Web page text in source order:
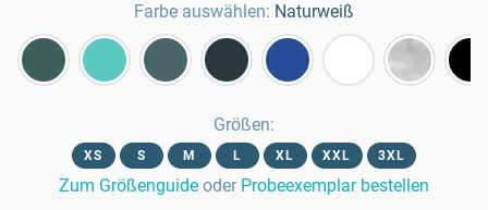
Farbe auswählen: Naturweiß
Größen:
XS S M L XL XXL 3XL
Zum Größenguide oder Probeexemplar bestellen